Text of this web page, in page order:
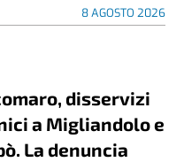
8 AGOSTO 2026
disservizi
a Migliandolo e
La denuncia